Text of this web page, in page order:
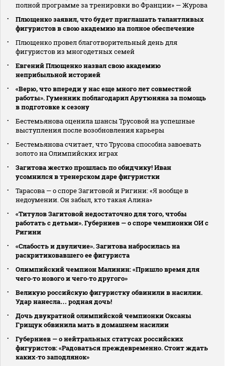
полной программе за тренировки во Франции» — Журова
Плющенко заявил, что будет приглашать талантливых
фигуристов в свою академию на полное обеспечение
Плющенко провел благотворительный день для
фигуристов из многодетных семей
Евгений Плющенко назвал свою академию
неприбыльной историей
«Верю, что впереди у нас еще много лет совместной
работы». Гуменник поблагодарил Арутюняна за помощь
в подготовке к сезону
Бестемьянова оценила шансы Трусовой на успешные
выступления после возобновления карьеры
Бестемьянова считает, что Трусова способна завоевать
золото на Олимпийских играх
Загитова жестко прошлась по обидчику! Иван
усомнился в тренерском даре фигуристки
Тарасова — о споре Загитовой и Ригини: «Я вообще в
недоумении. Он забыл, кто такая Алина»
«Титулов Загитовой недостаточно для того, чтобы
работать с детьми». Губерниев — о споре чемпионки ОИ с
Ригини
«Слабость и двуличие». Загитова набросилась на
раскритиковавшего ее фигуриста
Олимпийский чемпион Малинин: «Пришло время для
чего‑то нового и чего‑то другого»
Великую российскую фигуристку обвинили в насилии.
Удар нанесла… родная дочь!
Дочь двукратной олимпийской чемпионки Оксаны
Грищук обвинила мать в домашнем насилии
Губерниев — о нейтральных статусах российских
фигуристов: «Радоваться преждевременно. Стоит ждать
каких‑то заподлянок»